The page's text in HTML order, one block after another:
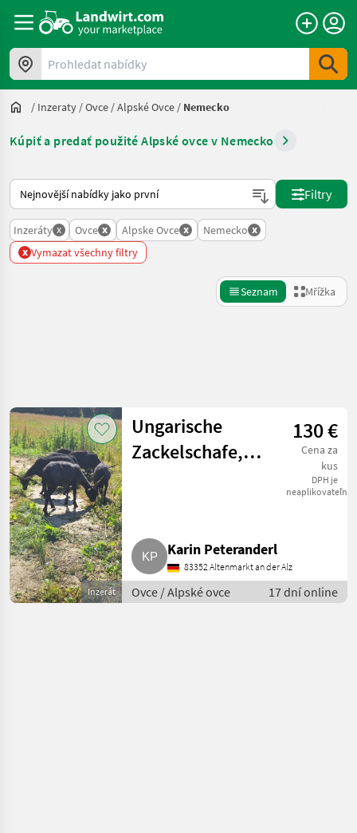
Prohledat nabídky
/ Inzeraty /Ovce /Alpské Ovce / Nemecko
Kúpiť a predať použité Alpské ovce v Nemecko
Takto se řadí nabídky na Landwirt.com
Filtry
Inzeráty x Ovce x Alpske Ovce x Nemecko x
x Vymazat všechny filtry
Seznam Mřížka
Kategorie 4 Země 1 Filtry
AKTUÁLNÍ
CESTA
trh so
zvieratami
Ovce
Alpske
Ovce
Obnovit
Zobrazit
výsledků
Inzerát
Ungarische
Zackelschafe,
130 €
Cena za
kus
DPH je
neaplikovateľné
Karin Peteranderl
83352 Altenmarkt an der Alz
Ovce / Alpské ovce 17 dní online